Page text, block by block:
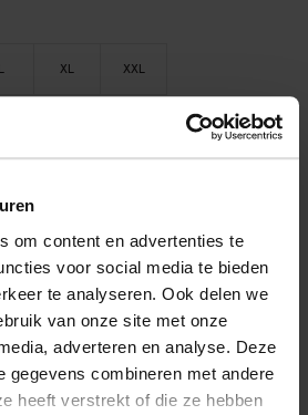
om content en advertenties te
voor social media te bieden
te analyseren. Ook delen we
van onze site met onze
adverteren en analyse. Deze
gegevens combineren met andere
heeft verstrekt of die ze hebben
L XL XXL
IN WINKELMAND
WINKELVOORRAAD